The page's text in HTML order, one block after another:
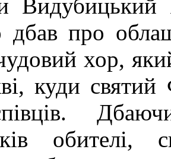
дбав про
хор,
куди святий
обителі,